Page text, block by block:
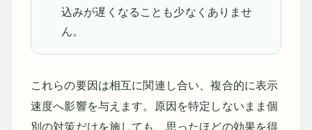
込みが遅くなることも少なくありませ
ん。
これらの要因は相互に関連し合い、複合的に表示
速度へ影響を与えます。原因を特定しないまま個
別の対策だけを施しても、思ったほどの効果を得